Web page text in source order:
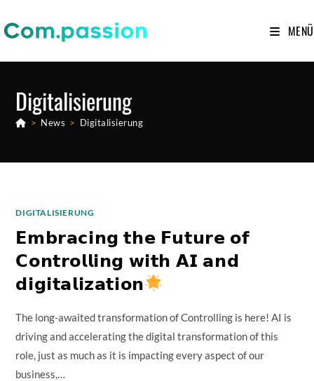
Inhalt
MENÜ
Digitalisierung
> News > Digitalisierung
DIGITALISIERUNG
𝗘𝗺𝗯𝗿𝗮𝗰𝗶𝗻𝗴 𝘁𝗵𝗲 𝗙𝘂𝘁𝘂𝗿𝗲 𝗼𝗳
𝗖𝗼𝗻𝘁𝗿𝗼𝗹𝗹𝗶𝗻𝗴 𝘄𝗶𝘁𝗵 𝗔𝗜 𝗮𝗻𝗱
𝗱𝗶𝗴𝗶𝘁𝗮𝗹𝗶𝘇𝗮𝘁𝗶𝗼𝗻
The long-awaited transformation of Controlling is here! AI is
driving and accelerating the digital transformation of this
role, just as much as it is impacting every aspect of our
business,…